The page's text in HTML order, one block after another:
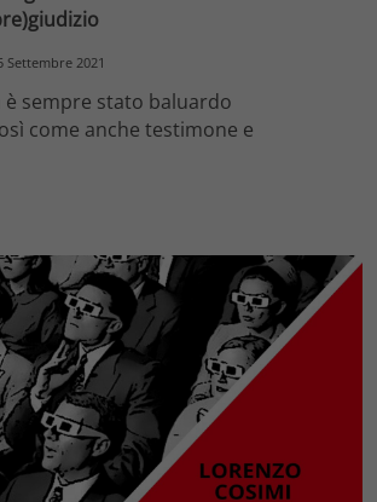
Settembre 2021
è sempre stato baluardo
come anche testimone e